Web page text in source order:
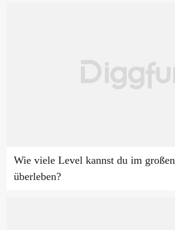
Wie viele Level kannst du im
überleben?